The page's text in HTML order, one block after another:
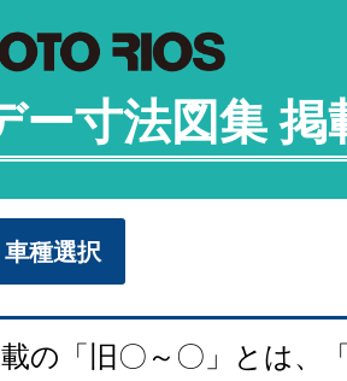
ー寸法図集
車種選択
載の「旧〇～〇」とは、